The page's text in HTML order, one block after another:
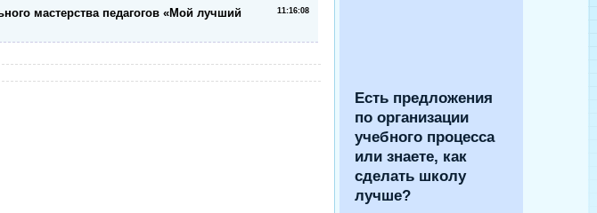
11:16:08
мастерства педагогов «Мой лучший
Есть предложения
по организации
учебного процесса
или знаете, как
сделать школу
лучше?